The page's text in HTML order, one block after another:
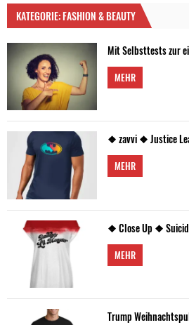
KATEGORIE: FASHION & BEAUTY
Mit Selbsttests zur
MEHR
❖ zavvi ❖ Justice
MEHR
❖ Close Up ❖
MEHR
Trump